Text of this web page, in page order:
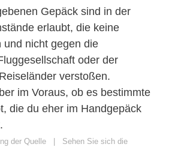
Gepäck sind in der
erlaubt, die keine
und nicht gegen die
oder der
verstoßen.
im Voraus, ob es bestimmte
die du eher im Handgepäck
der Quelle | Sehen Sie sich die